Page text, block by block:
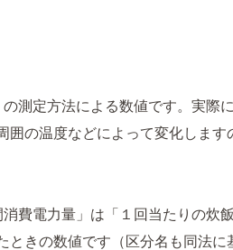
測定方法による数値です。実際
の温度などによって変化しま
費電力量」は「１回当たりの炊
きの数値です（区分名も同法に